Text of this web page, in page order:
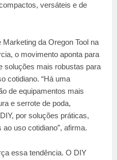
versáteis e de
da Oregon Tool na
o movimento aponta para
soluções mais robustas para
cotidiano. “Há uma
de equipamentos mais
e serrote de poda,
por soluções práticas,
uso cotidiano”, afirma.
essa tendência. O DIY